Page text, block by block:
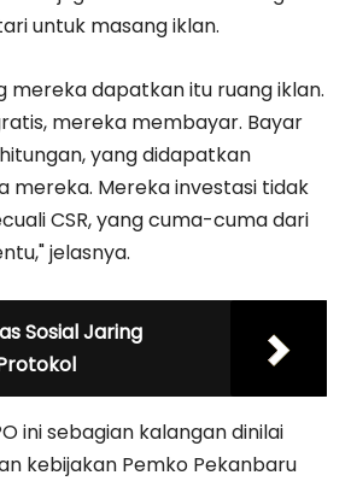
untuk masang iklan.
mereka dapatkan itu ruang iklan.
mereka membayar. Bayar
yang didapatkan
mereka. Mereka investasi tidak
CSR, yang cuma-cuma dari
jelasnya.
Sosial Jaring
ini sebagian kalangan dinilai
kebijakan Pemko Pekanbaru